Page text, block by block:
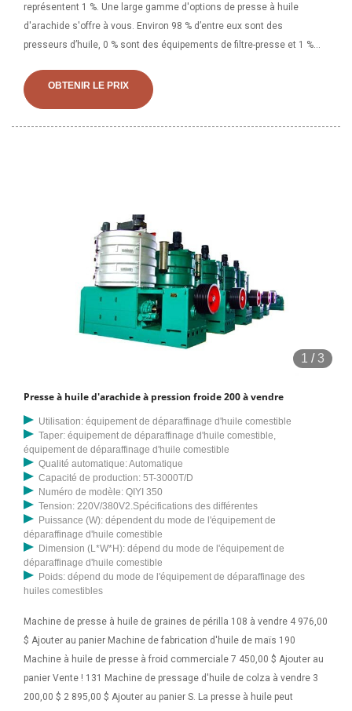
représentent 1 %. Une large gamme d'options de presse à huile
d'arachide s'offre à vous. Environ 98 % d’entre eux sont des
presseurs d’huile, 0 % sont des équipements de filtre-presse et 1 %
presse à huile de sésame s'offre à vous,
OBTENIR LE PRIX
1 /3
Presse à huile d'arachide à pression froide 200 à vendre
Utilisation: équipement de déparaffinage d'huile comestible
Taper: équipement de déparaffinage d'huile comestible,
équipement de déparaffinage d'huile comestible
Qualité automatique: Automatique
Capacité de production: 5T-3000T/D
Numéro de modèle: QIYI 350
Tension: 220V/380V2.Spécifications des différentes
Puissance (W): dépendent du mode de l'équipement de
déparaffinage d'huile comestible
Dimension (L*W*H): dépend du mode de l'équipement de
déparaffinage d'huile comestible
Poids: dépend du mode de l'équipement de déparaffinage des
huiles comestibles
Machine de presse à huile de graines de périlla 108 à vendre 4 976,00
$ Ajouter au panier Machine de fabrication d'huile de maïs 190
Machine à huile de presse à froid commerciale 7 450,00 $ Ajouter au
panier Vente ! 131 Machine de pressage d'huile de colza à vendre 3
200,00 $ 2 895,00 $ Ajouter au panier S. La presse à huile peut